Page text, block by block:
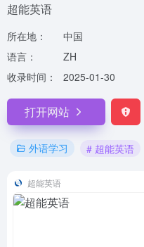
超能英语
所在地：
中国
语言：
ZH
收录时间：
2025-01-30
打开网站
外语学习 # 超能英语
超能英语